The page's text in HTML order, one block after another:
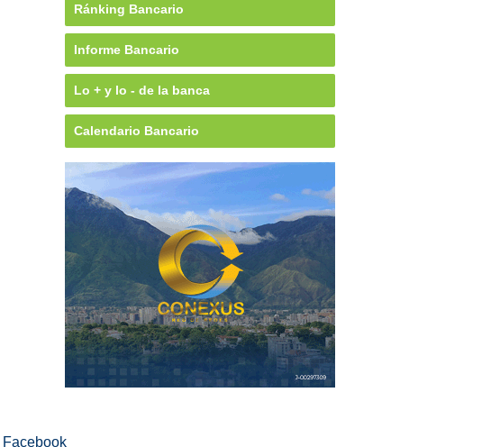
Ránking Bancario
Informe Bancario
Lo + y lo - de la banca
Calendario Bancario
Facebook